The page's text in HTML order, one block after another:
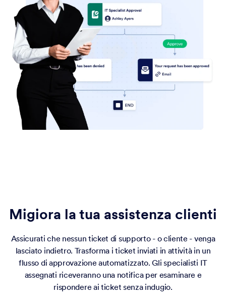
Migiora la tua assistenza clienti
Assicurati che nessun ticket di supporto - o cliente - venga
lasciato indietro. Trasforma i ticket inviati in attività in un
flusso di approvazione automatizzato. Gli specialisti IT
assegnati riceveranno una notifica per esaminare e
rispondere ai ticket senza indugio.